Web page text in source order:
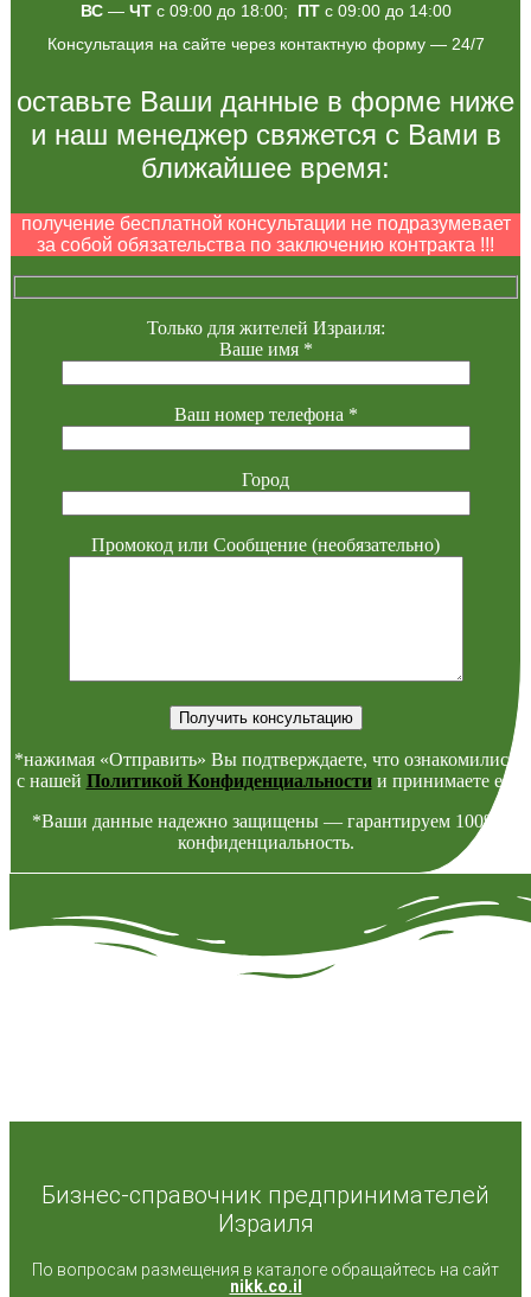
ВС— ЧТс 09:00 до 18:00; ПТс 09:00 до 14:00
Консультация на сайте через контактную форму — 24/7
оставьте Ваши данные в форме ниже
и наш менеджер свяжется с Вами в
ближайшее время:
получение бесплатной консультации не подразумевает
за собой обязательства по заключению контракта !!!
Только для жителей Израиля:
Ваше имя *
Ваш номер телефона *
Город
Промокод или Сообщение (необязательно)
*нажимая «Отправить» Вы подтверждаете, что ознакомились
с нашей Политикой Конфиденциальностии принимаете её.
*Ваши данные надежно защищены — гарантируем 100%
конфиденциальность.
Бизнес-справочник предпринимателей
Израиля
По вопросам размещения в каталоге обращайтесь на сайт
nikk.co.il